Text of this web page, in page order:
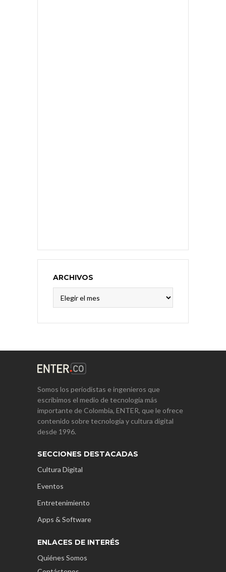
ARCHIVOS
Somos los periodistas e ingenieros que
escribimos el medio de tecnología más
importante de Colombia, ENTER, que le ofrece
contenido sobre tecnología y cultura digital
desde 1996.
SECCIONES DESTACADAS
Cultura Digital
Eventos
Entretenimiento
Apps & Software
ENLACES DE INTERÉS
Quiénes Somos